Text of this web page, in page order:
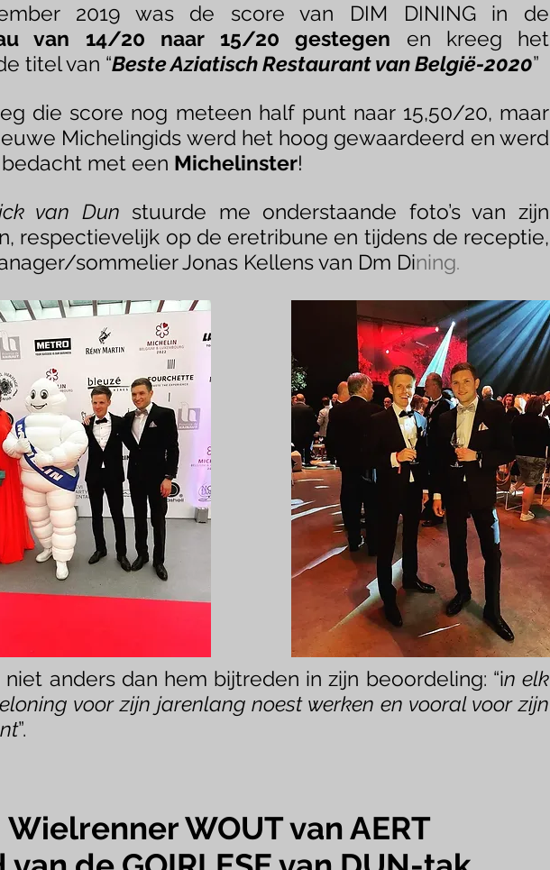
2019 was de score van DIM DINING in de
van 14/20 naar 15/20 gestegen en kreeg het
titel van “Beste Aziatisch Restaurant van België-2020”
die score nog meteen half punt naar 15,50/20, maar
Michelingids werd het hoog gewaardeerd en werd
met een Michelinster!
van Dun stuurde me onderstaande foto’s van zijn
respectievelijk op de eretribune en tijdens de receptie,
sommelier Jonas Kellens van Dm Dining.
anders dan hem bijtreden in zijn beoordeling: “in elk
voor zijn jarenlang noest werken en vooral voor zijn
”.
Wielrenner WOUT van AERT